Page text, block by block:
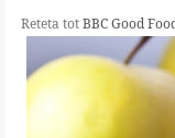
Reteta totBBC Good